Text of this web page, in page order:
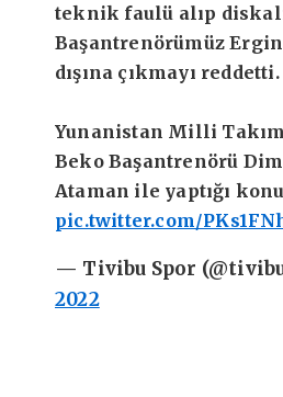
teknik faulü alıp
Başantrenörümüz
dışına çıkmayı reddetti.
Yunanistan Milli
Beko Başantrenörü
Ataman ile yaptığı
pic.twitter.com/
— Tivibu Spor
2022